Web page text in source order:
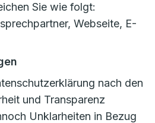
Sie wie folgt:
Webseite, E-
nach den
und Transparenz
Unklarheiten in Bezug